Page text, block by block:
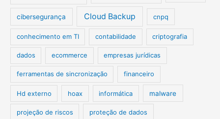
cibersegurança Cloud Backup cnpq
conhecimento em TI contabilidade criptografia
dados ecommerce empresas jurídicas
ferramentas de sincronização financeiro
Hd externo hoax informática malware
projeção de riscos proteção de dados